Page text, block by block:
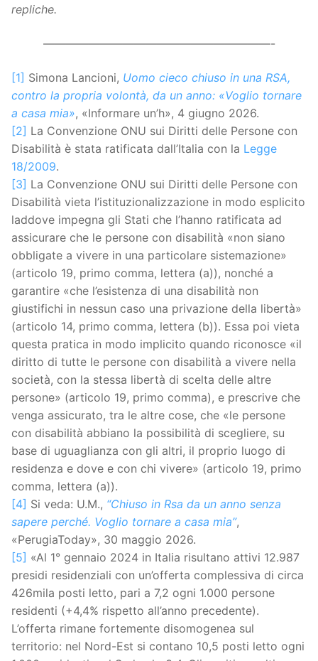
repliche.
————————————————————-
[1] Simona Lancioni, Uomo cieco chiuso in una RSA,
contro la propria volontà, da un anno: «Voglio tornare
a casa mia», «Informare un’h», 4 giugno 2026.
[2] La Convenzione ONU sui Diritti delle Persone con
Disabilità è stata ratificata dall’Italia con la Legge
18/2009.
[3] La Convenzione ONU sui Diritti delle Persone con
Disabilità vieta l’istituzionalizzazione in modo esplicito
laddove impegna gli Stati che l’hanno ratificata ad
assicurare che le persone con disabilità «non siano
obbligate a vivere in una particolare sistemazione»
(articolo 19, primo comma, lettera (a)), nonché a
garantire «che l’esistenza di una disabilità non
giustifichi in nessun caso una privazione della libertà»
(articolo 14, primo comma, lettera (b)). Essa poi vieta
questa pratica in modo implicito quando riconosce «il
diritto di tutte le persone con disabilità a vivere nella
società, con la stessa libertà di scelta delle altre
persone» (articolo 19, primo comma), e prescrive che
venga assicurato, tra le altre cose, che «le persone
con disabilità abbiano la possibilità di scegliere, su
base di uguaglianza con gli altri, il proprio luogo di
residenza e dove e con chi vivere» (articolo 19, primo
comma, lettera (a)).
[4] Si veda: U.M., “Chiuso in Rsa da un anno senza
sapere perché. Voglio tornare a casa mia”,
«PerugiaToday», 30 maggio 2026.
[5] «Al 1° gennaio 2024 in Italia risultano attivi 12.987
presidi residenziali con un’offerta complessiva di circa
426mila posti letto, pari a 7,2 ogni 1.000 persone
residenti (+4,4% rispetto all’anno precedente).
L’offerta rimane fortemente disomogenea sul
territorio: nel Nord-Est si contano 10,5 posti letto ogni